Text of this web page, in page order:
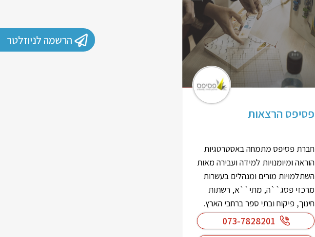
פסיפס הרצאות
חברת פסיפס מתמחה באסטרטגיות
הוראה ומיומנויות למידה ועבירה מאות
השתלמויות מורים ומנהלים בעשרות
מרכזי פסג``ה, מתי``א, רשתות
חינוך, פיקוח ובתי ספר ברחבי הארץ.
073-7828201
הרשמה לניוזלטר